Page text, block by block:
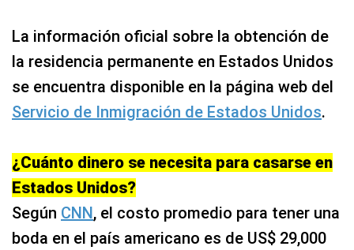
La información oficial sobre la obtención de
la residencia permanente en Estados Unidos
se encuentra disponible en la página web del
Servicio de Inmigración de Estados Unidos.
¿Cuánto dinero se necesita para casarse en
Estados Unidos?
Según CNN, el costo promedio para tener una
boda en el país americano es de US$ 29,000